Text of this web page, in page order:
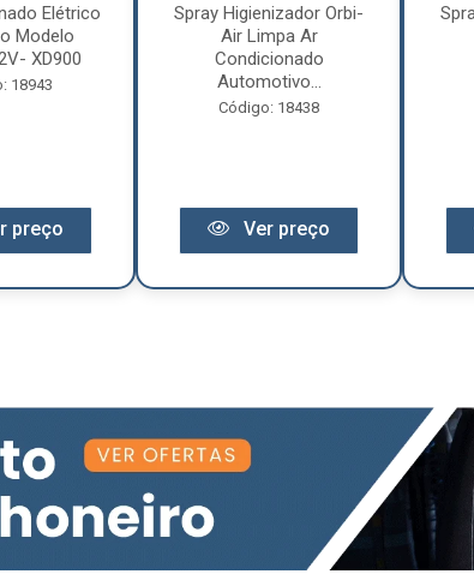
Elétrico
Modelo
XD900
18943
preço
Spray Higienizador Orbi-
Air Limpa Ar
Condicionado
Automotivo...
Código: 18438
Ver preço